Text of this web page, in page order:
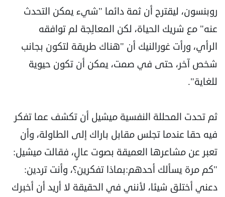
روبنسون، ليقترح أن ثمة دائما "شيء يمكن التحدث
عنه" مع شريك الحياة، لكن المعالِجة لم توافقه
الرأي، ورأت غورالنيك أن "هناك طريقة لتكون بجانب
شخص آخر، حتى في صمت، يمكن أن تكون حيوية
للغاية".
ثم تحدت المحللة النفسية ميشيل أن تكشف عما تفكر
فيه حقا عندما تجلس مقابل باراك إلى الطاولة، وأن
تعبر عن مشاعرها العميقة بصوت عالٍ، فقالت ميشيل:
"كم مرة يسألك أحدهم:بماذا تفكرين؟، وأنت تردين:
دعني أختلق شيئا، لأنني في الحقيقة لا أريد أن أخبرك